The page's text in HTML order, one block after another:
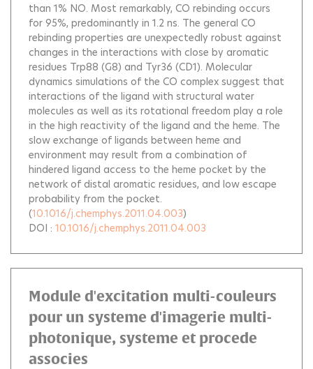
than 1% NO. Most remarkably, CO rebinding occurs
for 95%, predominantly in 1.2 ns. The general CO
rebinding properties are unexpectedly robust against
changes in the interactions with close by aromatic
residues Trp88 (G8) and Tyr36 (CD1). Molecular
dynamics simulations of the CO complex suggest that
interactions of the ligand with structural water
molecules as well as its rotational freedom play a role
in the high reactivity of the ligand and the heme. The
slow exchange of ligands between heme and
environment may result from a combination of
hindered ligand access to the heme pocket by the
network of distal aromatic residues, and low escape
probability from the pocket.
(10.1016/j.chemphys.2011.04.003)
DOI : 10.1016/j.chemphys.2011.04.003
Module d'excitation multi-couleurs
pour un systeme d'imagerie multi-
photonique, systeme et procede
associes